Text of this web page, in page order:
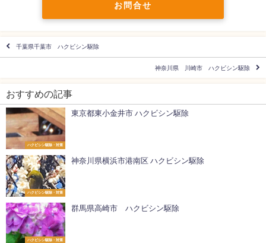
お問合せ
千葉県千葉市 ハクビシン駆除
神奈川県 川崎市 ハクビシン駆除
おすすめの記事
ハクビシン駆除・対策
東京都東小金井市 ハクビシン駆除
ハクビシン駆除・対策
神奈川県横浜市港南区 ハクビシン駆除
ハクビシン駆除・対策
群馬県高崎市 ハクビシン駆除